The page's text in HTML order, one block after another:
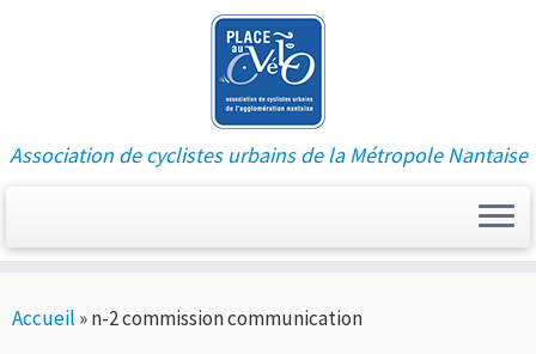
au
Association de cyclistes urbains de la Métropole Nantaise
Accueil »n-2 commission communication